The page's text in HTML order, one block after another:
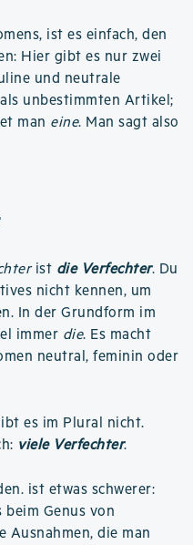
ist es einfach, den
Hier gibt es nur zwei
und neutrale
als unbestimmten Artikel;
man eine. Man sagt also
ist die Verfechter. Du
nicht kennen, um
In der Grundform im
immer die. Es macht
neutral, feminin oder
es im Plural nicht.
viele Verfechter.
ist etwas schwerer:
Genus von
Ausnahmen, die man